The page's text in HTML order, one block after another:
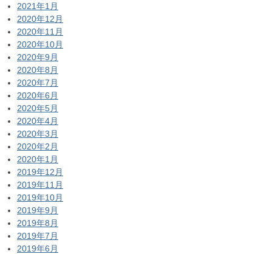
2021年1月
2020年12月
2020年11月
2020年10月
2020年9月
2020年8月
2020年7月
2020年6月
2020年5月
2020年4月
2020年3月
2020年2月
2020年1月
2019年12月
2019年11月
2019年10月
2019年9月
2019年8月
2019年7月
2019年6月